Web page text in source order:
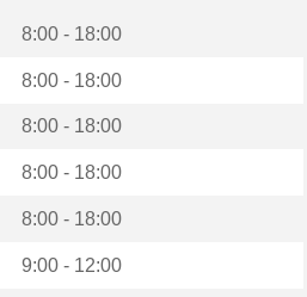
8:00 - 18:00
8:00 - 18:00
8:00 - 18:00
8:00 - 18:00
8:00 - 18:00
9:00 - 12:00